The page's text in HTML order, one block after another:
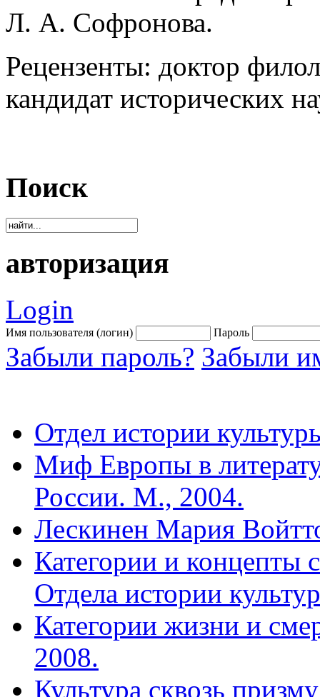
Л. А. Софронова.
Рецензенты: доктор
кандидат исторических
Поиск
авторизация
Login
Имя пользователя (логин) Пароль
Забыли пароль? Забыли
Отдел истории
Миф Европы в
России. М., 2004.
Лескинен Мария
Категории и концепты
Отдела истории
Категории жизни и
2008.
Культура сквозь